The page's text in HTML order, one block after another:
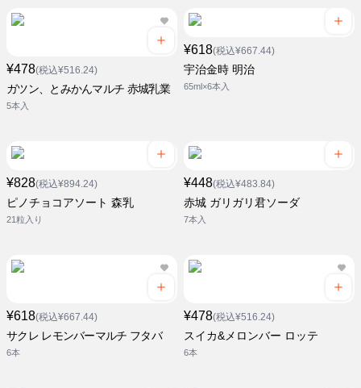
¥478(税込¥516.24)
ガツン、とみかんマルチ 赤城乳業
5本入
¥618(税込¥667.44)
宇治金時 明治
65ml×6本入
¥828(税込¥894.24)
ピノチョコアソート 森乳
21粒入り
¥448(税込¥483.84)
赤城 ガリガリ君ソーダ
7本入
¥618(税込¥667.44)
サクレ レモンバーマルチ フタバ
6本
¥478(税込¥516.24)
スイカ&メロンバー ロッテ
6本